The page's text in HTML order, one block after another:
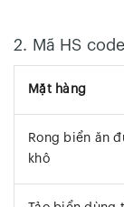
2. Mã HS
Mặt hàng
Rong biển ăn
khô